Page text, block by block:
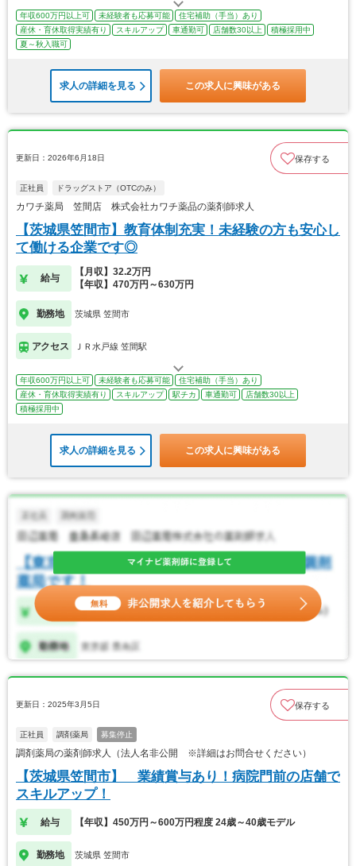
年収600万円以上可 未経験者も応募可能
住宅補助（手当）あり
産休・育休取得実績有り
スキルアップ 車通勤可 店舗数30以上
積極採用中
夏～秋入職可
求人の詳細を見る この求人に興味がある
更新日：2026年6月18日 保存する
正社員 ドラッグストア（OTCのみ）
カワチ薬局 笠間店 株式会社カワチ薬品の薬剤師求人
【茨城県笠間市】教育体制充実！未経験の方も安心し
て働ける企業です◎
給与
【月収】32.2万円
【年収】470万円～630万円
勤務地 茨城県 笠間市
アクセス ＪＲ水戸線 笠間駅
年収600万円以上可 未経験者も応募可能
住宅補助（手当）あり
産休・育休取得実績有り
スキルアップ 駅チカ 車通勤可
店舗数30以上
積極採用中
求人の詳細を見る この求人に興味がある
更新日：2025年3月5日 保存する
正社員 調剤薬局 募集停止
調剤薬局の薬剤師求人（法人名非公開 ※詳細はお問合せください）
【茨城県笠間市】 業績賞与あり！病院門前の店舗で
スキルアップ！
給与 【年収】450万円～600万円程度 24歳～40歳モデル
勤務地 茨城県 笠間市